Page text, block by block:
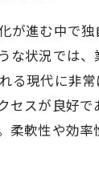
が進む中で
な状況では
る現代に非
セスが良好
柔軟性や効